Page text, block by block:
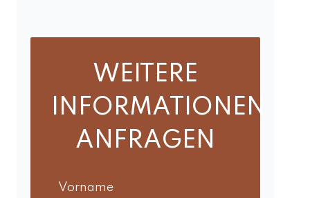
WEITERE
INFORMATIONEN
ANFRAGEN